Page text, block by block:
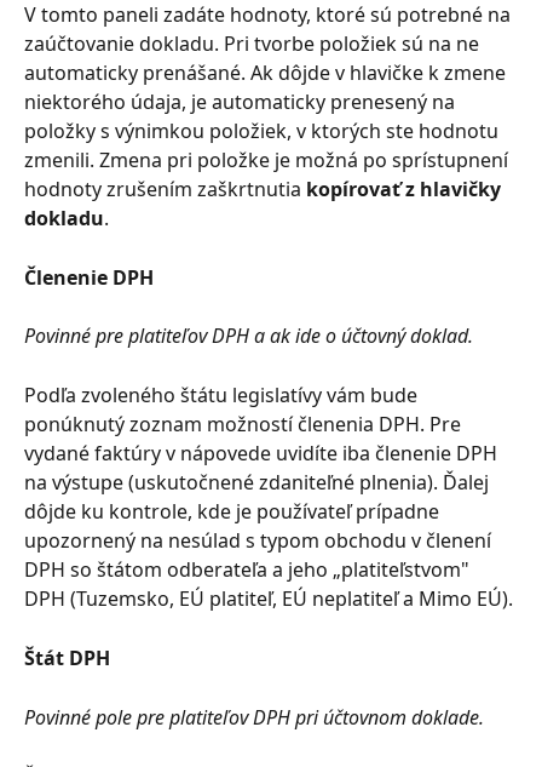
V tomto paneli zadáte hodnoty, ktoré sú potrebné na
zaúčtovanie dokladu. Pri tvorbe položiek sú na ne
automaticky prenášané. Ak dôjde v hlavičke k zmene
niektorého údaja, je automaticky prenesený na
položky s výnimkou položiek, v ktorých ste hodnotu
zmenili. Zmena pri položke je možná po sprístupnení
hodnoty zrušením zaškrtnutia kopírovať z hlavičky
dokladu.
Členenie DPH
Povinné pre platiteľov DPH a ak ide o účtovný doklad.
Podľa zvoleného štátu legislatívy vám bude
ponúknutý zoznam možností členenia DPH. Pre
vydané faktúry v nápovede uvidíte iba členenie DPH
na výstupe (uskutočnené zdaniteľné plnenia). Ďalej
dôjde ku kontrole, kde je používateľ prípadne
upozornený na nesúlad s typom obchodu v členení
DPH so štátom odberateľa a jeho „platiteľstvom"
DPH (Tuzemsko, EÚ platiteľ, EÚ neplatiteľ a Mimo EÚ).
Štát DPH
Povinné pole pre platiteľov DPH pri účtovnom doklade.